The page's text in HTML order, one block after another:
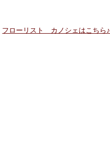
フローリスト カノシェはこちら♪